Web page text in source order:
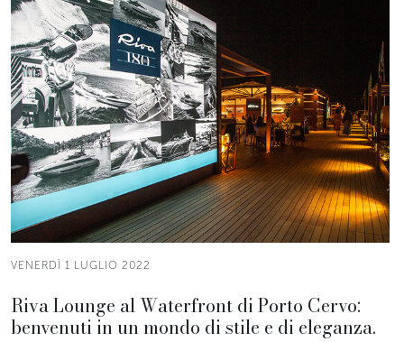
VENERDÌ 1 LUGLIO 2022
Riva Lounge al Waterfront di Porto Cervo:
benvenuti in un mondo di stile e di eleganza.